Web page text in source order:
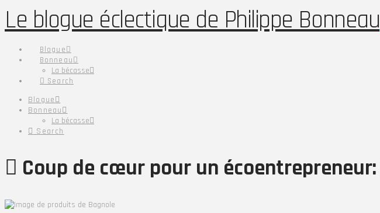
Le blogue éclectique de Philippe Bonneau
Blogue
Bonneau
La bécasse
Search
Blogue
Bonneau
La bécasse
Search
Coup de cœur pour un écoentrepreneur: